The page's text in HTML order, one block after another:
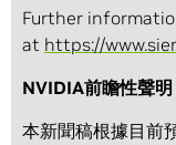
Further
at https://
NVIDIA前瞻性聲明
本新聞稿根據目前